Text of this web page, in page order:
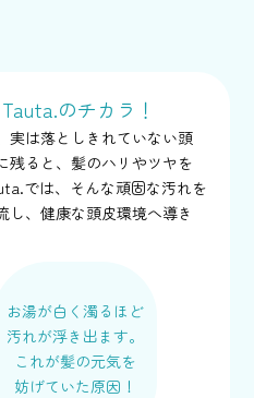
のチカラ！
実は落としきれていない頭
残ると、髪のハリやツヤを
では、そんな頑固な汚れを
し、健康な頭皮環境へ導き
お湯が白く濁るほど
汚れが浮き出ます。
これが髪の元気を
妨げていた原因！